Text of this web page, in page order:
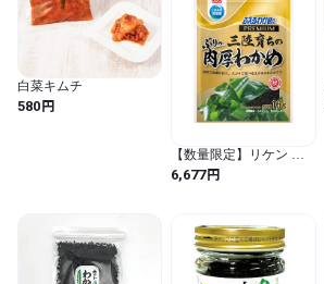
白菜キムチ
580円
【数量限定】リケン ふ
えるわかめちゃんプレミ
アム三陸 16g×10袋 (16グ
6,677円